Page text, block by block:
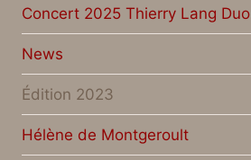
Concert 2025 Thierry Lang Duo
News
Édition 2023
Hélène de Montgeroult